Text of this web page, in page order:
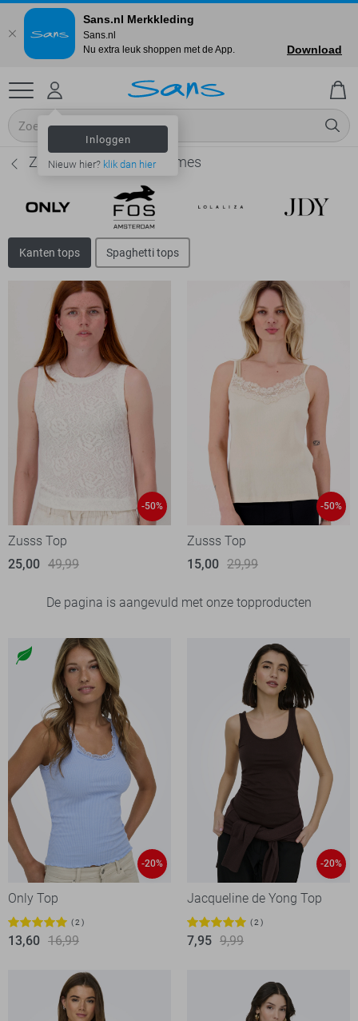
Inloggen
Nieuw hier? klik dan hier
Zusss Kanten tops - Dames
Kanten tops Spaghetti tops
-50%
Zusss Top
25,00 49,99
-50%
Zusss Top
15,00 29,99
De pagina is aangevuld met onze topproducten
-20%
Only Top
2
13,60 16,99
-20%
Jacqueline de Yong Top
2
7,95 9,99
Sans.nl Merkkleding
Sans.nl
Nu extra leuk shoppen met de App.
Download